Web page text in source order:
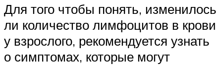
Для того чтобы понять, изменилось
ли количество лимфоцитов в крови
у взрослого, рекомендуется узнать
о симптомах, которые могут